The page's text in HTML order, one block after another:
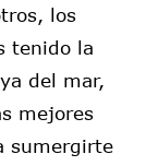
los
tenido la
del mar,
mejores
sumergirte